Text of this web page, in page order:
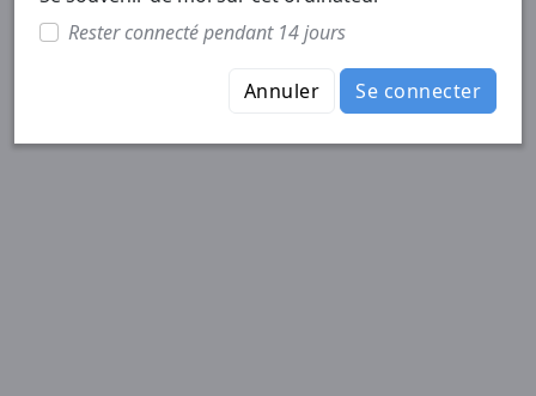
Rester connecté pendant 14 jours
Annuler Se connecter